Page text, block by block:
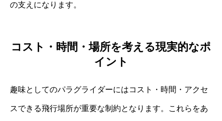
の支えになります。
コスト・時間・場所を考える現実的なポ
イント
趣味としてのパラグライダーにはコスト・時間・アクセ
スできる飛行場所が重要な制約となります。これらをあ